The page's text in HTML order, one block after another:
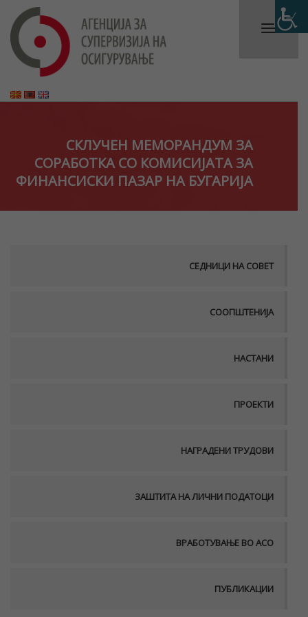
СКЛУЧЕН МЕМОРАНДУМ ЗА
СОРАБОТКА СО КОМИСИЈАТА ЗА
ФИНАНСИСКИ ПАЗАР НА БУГАРИЈА
СЕДНИЦИ НА СОВЕТ
СООПШТЕНИЈА
НАСТАНИ
ПРОЕКТИ
НАГРАДЕНИ ТРУДОВИ
ЗАШТИТА НА ЛИЧНИ ПОДАТОЦИ
ВРАБОТУВАЊЕ ВО АСО
ПУБЛИКАЦИИ